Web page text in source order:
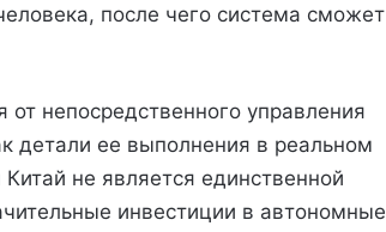
после чего система сможет
непосредственного управления
детали ее выполнения в реальном
не является единственной
инвестиции в автономные